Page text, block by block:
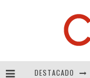
DESTACADO